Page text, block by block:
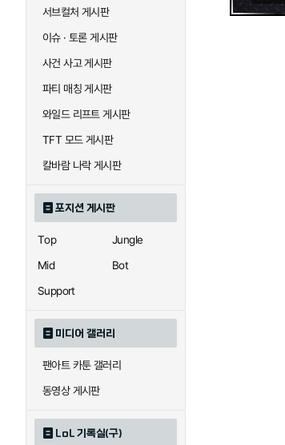
서브컬처 게시판
이슈 · 토론 게시판
사건 사고 게시판
파티 매칭 게시판
와일드 리프트 게시판
TFT 모드 게시판
칼바람 나락 게시판
포지션 게시판
Top
Jungle
Mid
Bot
Support
미디어 갤러리
팬아트 카툰 갤러리
동영상 게시판
LoL 기록실(구)
에코